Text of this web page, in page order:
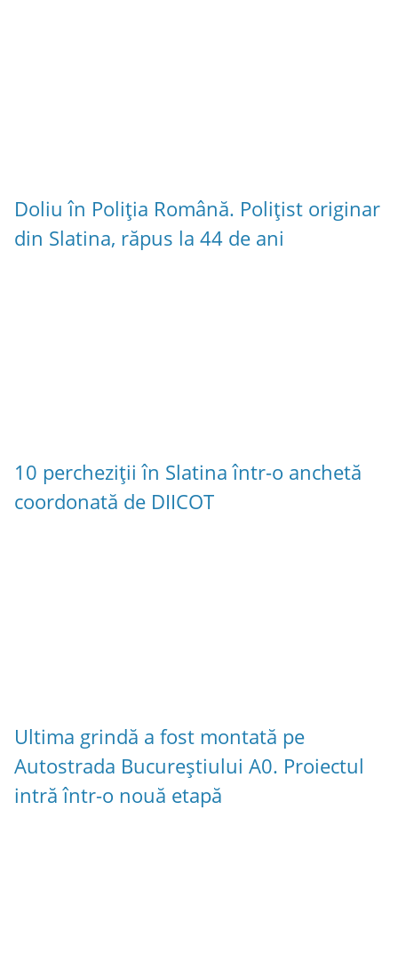
Doliu în Poliția Română. Polițist originar
din Slatina, răpus la 44 de ani
10 percheziții în Slatina într-o anchetă
coordonată de DIICOT
Ultima grindă a fost montată pe
Autostrada Bucureștiului A0. Proiectul
intră într-o nouă etapă